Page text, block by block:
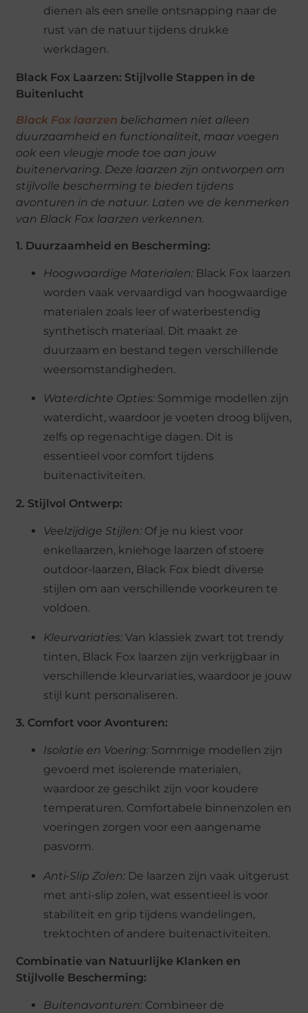
dienen als een snelle ontsnapping naar de
rust van de natuur tijdens drukke
werkdagen.
Black Fox Laarzen: Stijlvolle Stappen in de
Buitenlucht
Black Fox laarzen belichamen niet alleen
duurzaamheid en functionaliteit, maar voegen
ook een vleugje mode toe aan jouw
buitenervaring. Deze laarzen zijn ontworpen om
stijlvolle bescherming te bieden tijdens
avonturen in de natuur. Laten we de kenmerken
van Black Fox laarzen verkennen.
1. Duurzaamheid en Bescherming:
Hoogwaardige Materialen: Black Fox laarzen
worden vaak vervaardigd van hoogwaardige
materialen zoals leer of waterbestendig
synthetisch materiaal. Dit maakt ze
duurzaam en bestand tegen verschillende
weersomstandigheden.
Waterdichte Opties: Sommige modellen zijn
waterdicht, waardoor je voeten droog blijven,
zelfs op regenachtige dagen. Dit is
essentieel voor comfort tijdens
buitenactiviteiten.
2. Stijlvol Ontwerp:
Veelzijdige Stijlen: Of je nu kiest voor
enkellaarzen, kniehoge laarzen of stoere
outdoor-laarzen, Black Fox biedt diverse
stijlen om aan verschillende voorkeuren te
voldoen.
Kleurvariaties: Van klassiek zwart tot trendy
tinten, Black Fox laarzen zijn verkrijgbaar in
verschillende kleurvariaties, waardoor je jouw
stijl kunt personaliseren.
3. Comfort voor Avonturen:
Isolatie en Voering: Sommige modellen zijn
gevoerd met isolerende materialen,
waardoor ze geschikt zijn voor koudere
temperaturen. Comfortabele binnenzolen en
voeringen zorgen voor een aangename
pasvorm.
Anti-Slip Zolen: De laarzen zijn vaak uitgerust
met anti-slip zolen, wat essentieel is voor
stabiliteit en grip tijdens wandelingen,
trektochten of andere buitenactiviteiten.
Combinatie van Natuurlijke Klanken en
Stijlvolle Bescherming:
Buitenavonturen: Combineer de